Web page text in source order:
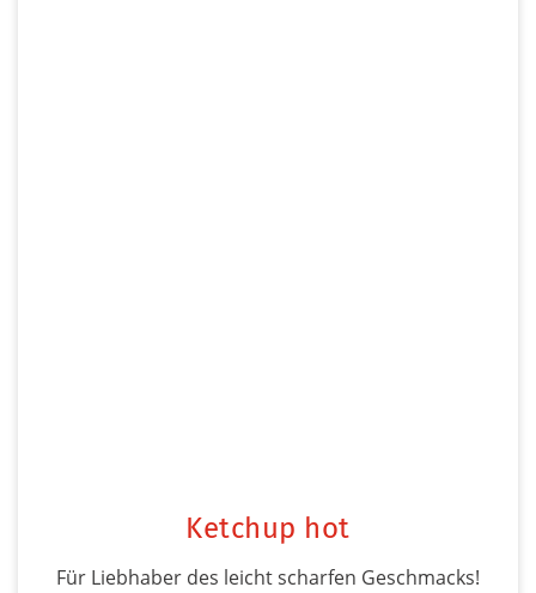
Ketchup hot
Für Liebhaber des leicht scharfen Geschmacks!